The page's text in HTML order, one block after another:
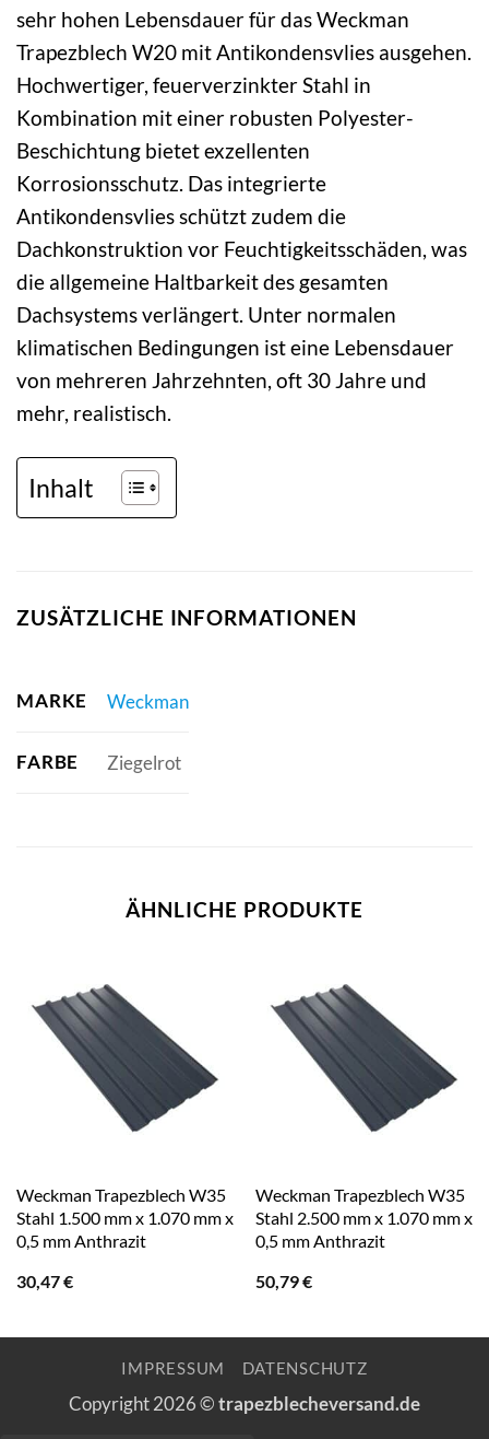
sehr hohen Lebensdauer für das Weckman
Trapezblech W20 mit Antikondensvlies ausgehen.
Hochwertiger, feuerverzinkter Stahl in
Kombination mit einer robusten Polyester-
Beschichtung bietet exzellenten
Korrosionsschutz. Das integrierte
Antikondensvlies schützt zudem die
Dachkonstruktion vor Feuchtigkeitsschäden, was
die allgemeine Haltbarkeit des gesamten
Dachsystems verlängert. Unter normalen
klimatischen Bedingungen ist eine Lebensdauer
von mehreren Jahrzehnten, oft 30 Jahre und
mehr, realistisch.
Inhalt
ZUSÄTZLICHE INFORMATIONEN
MARKE Weckman
FARBE Ziegelrot
ÄHNLICHE PRODUKTE
Weckman Trapezblech W35
Stahl 1.500 mm x 1.070 mm x
0,5 mm Anthrazit
30,47€
Weckman Trapezblech W35
Stahl 2.500 mm x 1.070 mm x
0,5 mm Anthrazit
50,79€
IMPRESSUM DATENSCHUTZ
Copyright 2026 ©trapezblecheversand.de